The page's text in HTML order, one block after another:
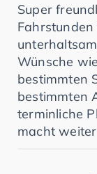
Super
Wünsche
bestimmten
bestimmten
terminliche
macht